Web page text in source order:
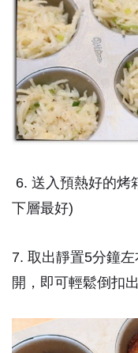
6. 送入預熱好的烤
下層最好)
7. 取出靜置5分鐘
開，即可輕鬆倒扣